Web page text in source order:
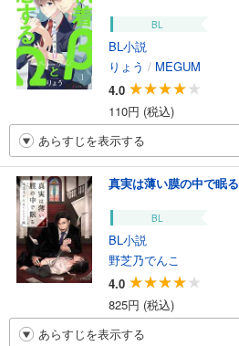
BL
BL小説
りょう / MEGUM
4.0
110円 (税込)
あらすじを表示する
真実は薄い膜の中で眠る
BL
BL小説
野芝乃でんこ
4.0
825円 (税込)
あらすじを表示する